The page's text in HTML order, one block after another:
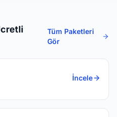
Tüm Paketleri
Gör
İncele